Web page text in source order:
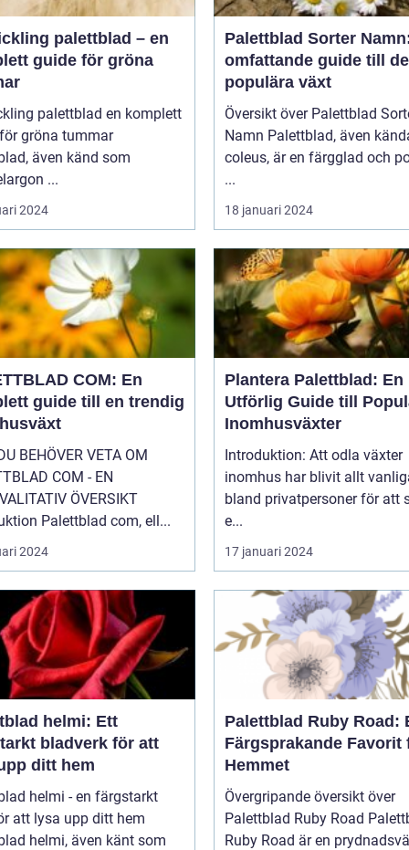
palettblad – en
guide för gröna
palettblad en komplett
gröna tummar
även känd som
...
2024
Palettblad Sorter
omfattande guide till
populära växt
Översikt över Palettblad
Namn Palettblad, även kända som
coleus, är en färgglad och
...
18 januari 2024
COM: En
guide till en trendig
BEHÖVER VETA OM
COM - EN
ÖVERSIKT
Palettblad com, ell...
2024
Plantera Palettblad: En
Utförlig Guide till
Inomhusväxter
Introduktion: Att odla växter
inomhus har blivit allt
bland privatpersoner för att
e...
17 januari 2024
helmi: Ett
bladverk för att
ditt hem
helmi - en färgstarkt
att lysa upp ditt hem
helmi, även känt som
Palettblad Ruby Road:
Färgsprakande Favorit
Hemmet
Övergripande översikt över
Palettblad Ruby Road Palettblad
Ruby Road är en